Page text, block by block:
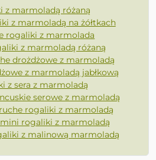
z marmoladą różaną
z marmoladą na żółtkach
rogaliki z marmolada
z marmoladą różaną
drożdżowe z marmoladą
z marmoladą jabłkową
z sera z marmoladą
serowe z marmoladą
rogaliki z marmoladą
rogaliki z marmoladą
z malinową marmoladą